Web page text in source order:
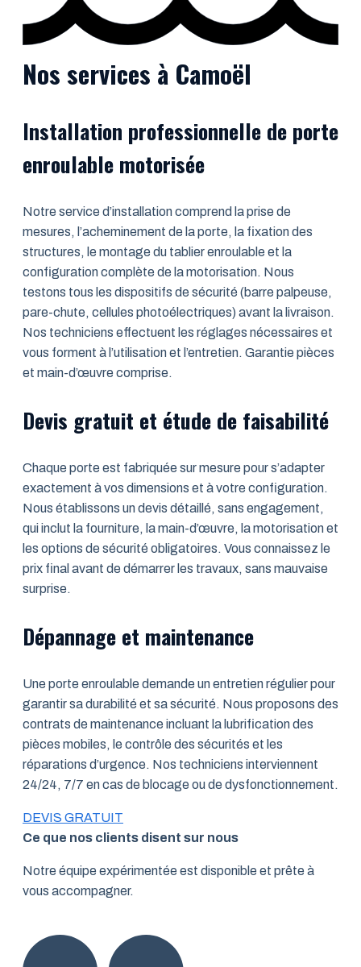
Nos services à Camoël
Installation professionnelle de porte
enroulable motorisée
Notre service d’installation comprend la prise de
mesures, l’acheminement de la porte, la fixation des
structures, le montage du tablier enroulable et la
configuration complète de la motorisation. Nous
testons tous les dispositifs de sécurité (barre palpeuse,
pare-chute, cellules photoélectriques) avant la livraison.
Nos techniciens effectuent les réglages nécessaires et
vous forment à l’utilisation et l’entretien. Garantie pièces
et main-d’œuvre comprise.
Devis gratuit et étude de faisabilité
Chaque porte est fabriquée sur mesure pour s’adapter
exactement à vos dimensions et à votre configuration.
Nous établissons un devis détaillé, sans engagement,
qui inclut la fourniture, la main-d’œuvre, la motorisation et
les options de sécurité obligatoires. Vous connaissez le
prix final avant de démarrer les travaux, sans mauvaise
surprise.
Dépannage et maintenance
Une porte enroulable demande un entretien régulier pour
garantir sa durabilité et sa sécurité. Nous proposons des
contrats de maintenance incluant la lubrification des
pièces mobiles, le contrôle des sécurités et les
réparations d’urgence. Nos techniciens interviennent
24/24, 7/7 en cas de blocage ou de dysfonctionnement.
DEVIS GRATUIT
Ce que nos clients disent sur nous
Notre équipe expérimentée est disponible et prête à
vous accompagner.